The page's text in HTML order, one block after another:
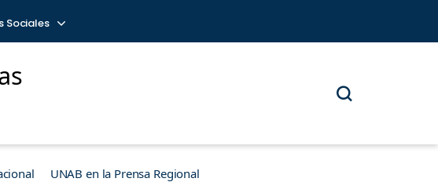
Sociales
UNAB en la Prensa Regional